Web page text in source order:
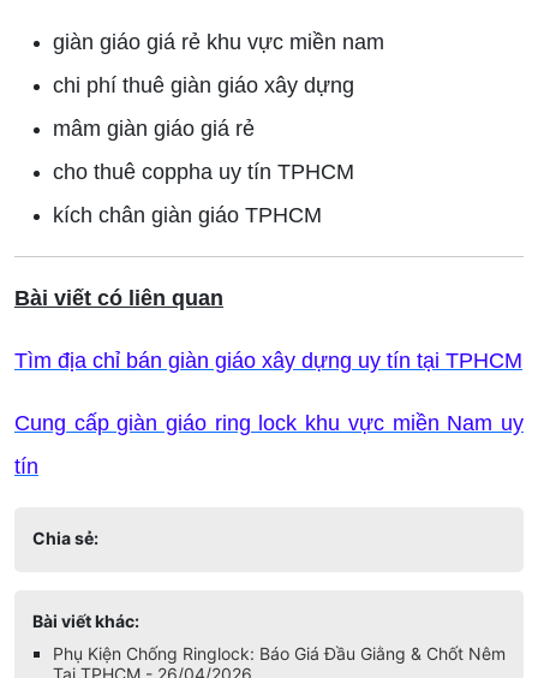
giàn giáo giá rẻ khu vực miền nam
chi phí thuê giàn giáo xây dựng
mâm giàn giáo giá rẻ
cho thuê coppha uy tín TPHCM
kích chân giàn giáo TPHCM
Bài viết có liên quan
Tìm địa chỉ bán giàn giáo xây dựng uy tín tại TPHCM
Cung cấp giàn giáo ring lock khu vực miền Nam uy
tín
Chia sẻ:
Bài viết khác: